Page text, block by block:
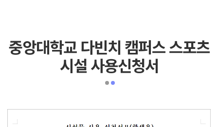
중앙대학교 다빈치 캠퍼스 스포츠
시설 사용신청서